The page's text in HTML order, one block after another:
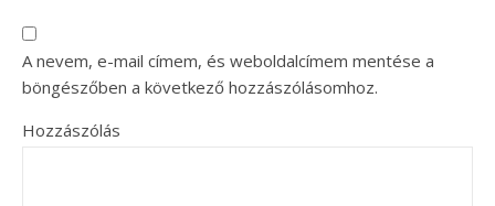
A nevem, e-mail címem, és weboldalcímem mentése a
böngészőben a következő hozzászólásomhoz.
Hozzászólás